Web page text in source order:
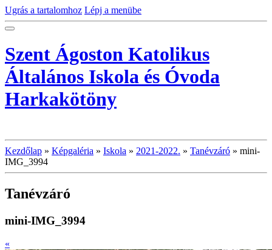
Ugrás a tartalomhoz Lépj a menübe
Szent Ágoston Katolikus
Általános Iskola és Óvoda
Harkakötöny
Kezdőlap » Képgaléria » Iskola » 2021-2022. » Tanévzáró » mini-
IMG_3994
Tanévzáró
mini-IMG_3994
«